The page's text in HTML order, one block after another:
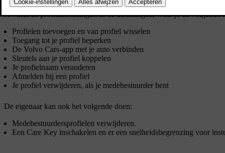
Je vindt de profielinstellingen in de instellingen, waar je de volgende
Profielen toevoegen en van profiel wisselen
Toegang tot je profiel beperken
De Volvo Cars-app met je auto verbinden
Sleutels aan je profiel koppelen
Je profielnaam veranderen
Afmelden bij een profiel
Je profiel verwijderen, als je medebestuurder bent
De eigenaar kan ook het volgende doen:
Medebestuurdersprofielen verwijderen.
Een Care Key inschakelen en er een snelheidsbegrenzing voor